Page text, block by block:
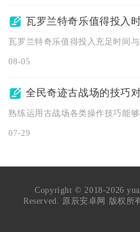
瓦罗兰特奇乐值得投入
08-05
全民奇迹古战场的技巧
07-29
Copyright © 2018-2026
Reserved. 原辰安卓网 版权所